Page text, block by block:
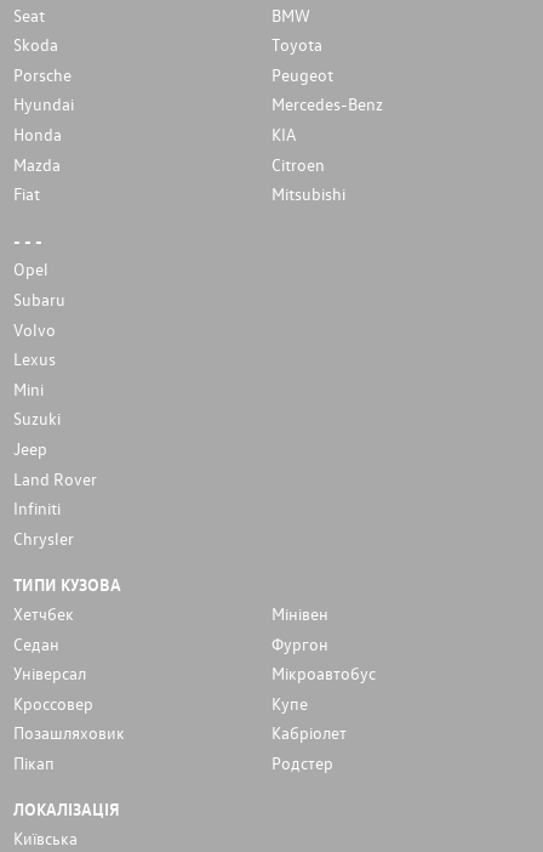
Seat
BMW
Skoda
Toyota
Porsche
Peugeot
Hyundai
Mercedes-Benz
Honda
KIA
Mazda
Citroen
Fiat
Mitsubishi
- - -
Opel
Subaru
Volvo
Lexus
Mini
Suzuki
Jeep
Land Rover
Infiniti
Chrysler
ТИПИ КУЗОВА
Хетчбек
Мінівен
Седан
Фургон
Унiверсал
Мікроавтобус
Кроссовер
Купе
Позашляховик
Кабріолет
Пікап
Родстер
ЛОКАЛІЗАЦІЯ
Київська